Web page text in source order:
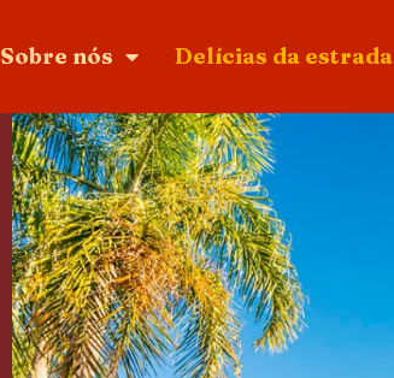
Sobre nós Delícias da estrada